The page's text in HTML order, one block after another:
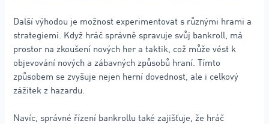
Další výhodou je možnost experimentovat s různými hrami a
strategiemi. Když hráč správně spravuje svůj bankroll, má
prostor na zkoušení nových her a taktik, což může vést k
objevování nových a zábavných způsobů hraní. Tímto
způsobem se zvyšuje nejen herní dovednost, ale i celkový
zážitek z hazardu.
Navíc, správné řízení bankrollu také zajišťuje, že hráč